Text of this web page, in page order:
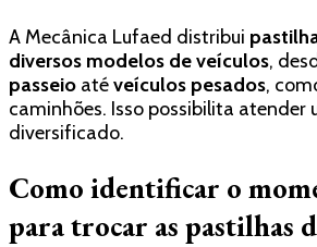
A Mecânica Lufaed distribui
diversos modelos de veículos,
passeio atéveículos pesados,
caminhões. Isso possibilita atender
diversificado.
Como identificar o
para trocar as pastilhas